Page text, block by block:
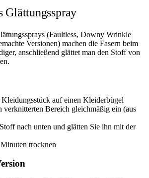
Glättungsspray
(Faultless, Downy Wrinkle
Versionen) machen die Fasern beim
anschließend glättet man den Stoff von
Kleidungsstück auf einen Kleiderbügel
verknitterten Bereich gleichmäßig ein (aus
nach unten und glätten Sie ihn mit der
trocknen